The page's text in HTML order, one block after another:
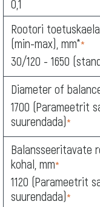
0,1
Rootori
(min-max), mm**
30/120 - 1650
Diameter of
1700 (Parameetrit
suurendada)*
Balansseeritavate
kohal, mm*
1120 (Parameetrit
suurendada)*